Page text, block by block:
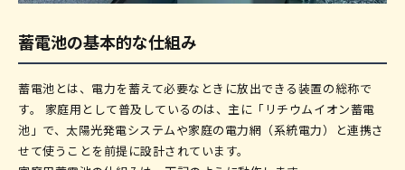
蓄電池の基本的な仕組み
蓄電池とは、電力を蓄えて必要なときに放出できる装置の総称で
す。 家庭用として普及しているのは、主に「リチウムイオン蓄電
池」で、太陽光発電システムや家庭の電力網（系統電力）と連携さ
せて使うことを前提に設計されています。